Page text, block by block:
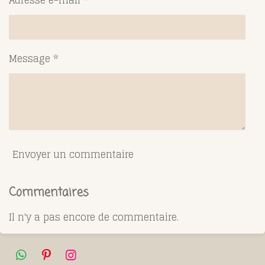
Message *
Envoyer un commentaire
Commentaires
Il n'y a pas encore de commentaire.
W P I